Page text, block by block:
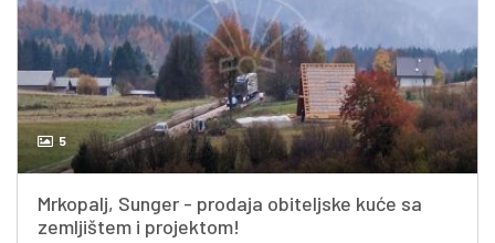
5
Mrkopalj, Sunger - prodaja obiteljske kuće sa
zemljištem i projektom!